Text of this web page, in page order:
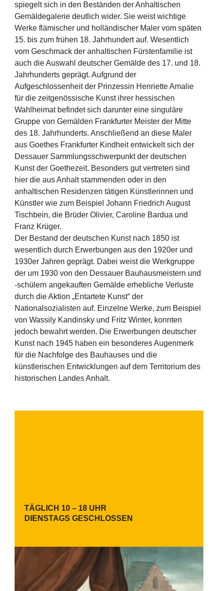
TÄGLICH 10 – 18 UHR
DIENSTAGS GESCHLOSSEN
spiegelt sich in den Beständen der Anhaltischen
Gemäldegalerie deutlich wider. Sie weist wichtige
Werke flämischer und holländischer Maler vom späten
15. bis zum frühen 18. Jahrhundert auf. Wesentlich
vom Geschmack der anhaltischen Fürstenfamilie ist
auch die Auswahl deutscher Gemälde des 17. und 18.
Jahrhunderts geprägt. Aufgrund der
Aufgeschlossenheit der Prinzessin Henriette Amalie
für die zeitgenössische Kunst ihrer hessischen
Wahlheimat befindet sich darunter eine singuläre
Gruppe von Gemälden Frankfurter Meister der Mitte
des 18. Jahrhunderts. Anschließend an diese Maler
aus Goethes Frankfurter Kindheit entwickelt sich der
Dessauer Sammlungsschwerpunkt der deutschen
Kunst der Goethezeit. Besonders gut vertreten sind
hier die aus Anhalt stammenden oder in den
anhaltischen Residenzen tätigen Künstlerinnen und
Künstler wie zum Beispiel Johann Friedrich August
Tischbein, die Brüder Olivier, Caroline Bardua und
Franz Krüger.
Der Bestand der deutschen Kunst nach 1850 ist
wesentlich durch Erwerbungen aus den 1920er und
1930er Jahren geprägt. Dabei weist die Werkgruppe
der um 1930 von den Dessauer Bauhausmeistern und
-schülern angekauften Gemälde erhebliche Verluste
durch die Aktion „Entartete Kunst“ der
Nationalsozialisten auf. Einzelne Werke, zum Beispiel
von Wassily Kandinsky und Fritz Winter, konnten
jedoch bewahrt werden. Die Erwerbungen deutscher
Kunst nach 1945 haben ein besonderes Augenmerk
für die Nachfolge des Bauhauses und die
künstlerischen Entwicklungen auf dem Territorium des
historischen Landes Anhalt.